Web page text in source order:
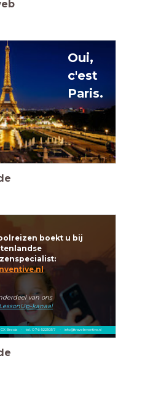
Oui,
c'est
Paris.
boekt u bij
van ons
LessonUp-kanaal
Breda - tel. 076-5223057 - info@travelinventive.nl